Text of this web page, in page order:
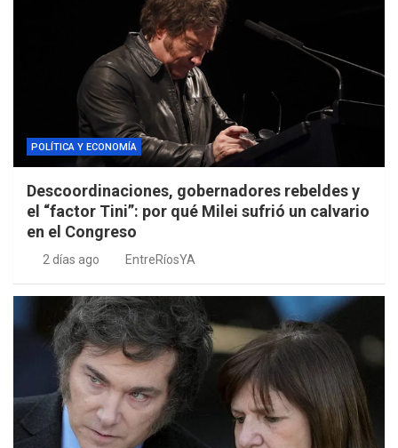
POLÍTICA Y ECONOMÍA
Descoordinaciones, gobernadores rebeldes y
el “factor Tini”: por qué Milei sufrió un calvario
en el Congreso
2 días ago EntreRíosYA